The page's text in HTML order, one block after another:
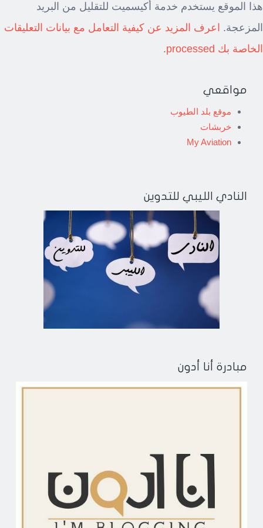
هذا الموقع يستخدم خدمة أكيسميت للتقليل من البريد
المزعجة.
اعرف المزيد عن كيفية التعامل مع بيانات التعليقات
الخاصة بك processed
.
مواقعي
موقع بلد الطيوب
خربشات
My Aviation
النادي الليبي للتدوين
مبادرة أنا أدون